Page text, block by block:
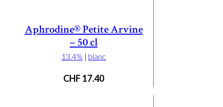
Aphrodine® Petite Arvine
– 50 cl
13.4% | blanc
CHF 17.40